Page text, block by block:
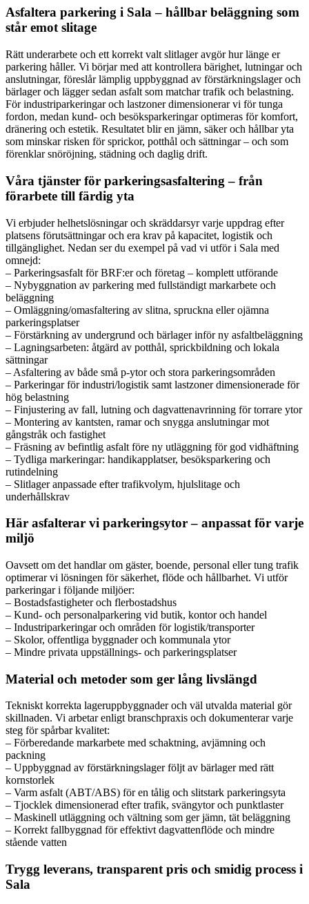
Asfaltera parkering i Sala – hållbar beläggning som
står emot slitage
Rätt underarbete och ett korrekt valt slitlager avgör hur länge er
parkering håller. Vi börjar med att kontrollera bärighet, lutningar och
anslutningar, föreslår lämplig uppbyggnad av förstärkningslager och
bärlager och lägger sedan asfalt som matchar trafik och belastning.
För industriparkeringar och lastzoner dimensionerar vi för tunga
fordon, medan kund- och besöksparkeringar optimeras för komfort,
dränering och estetik. Resultatet blir en jämn, säker och hållbar yta
som minskar risken för sprickor, potthål och sättningar – och som
förenklar snöröjning, städning och daglig drift.
Våra tjänster för parkeringsasfaltering – från
förarbete till färdig yta
Vi erbjuder helhetslösningar och skräddarsyr varje uppdrag efter
platsens förutsättningar och era krav på kapacitet, logistik och
tillgänglighet. Nedan ser du exempel på vad vi utför i Sala med
omnejd:
– Parkeringsasfalt för BRF:er och företag – komplett utförande
– Nybyggnation av parkering med fullständigt markarbete och
beläggning
– Omläggning/omasfaltering av slitna, spruckna eller ojämna
parkeringsplatser
– Förstärkning av undergrund och bärlager inför ny asfaltbeläggning
– Lagningsarbeten: åtgärd av potthål, sprickbildning och lokala
sättningar
– Asfaltering av både små p-ytor och stora parkeringsområden
– Parkeringar för industri/logistik samt lastzoner dimensionerade för
hög belastning
– Finjustering av fall, lutning och dagvattenavrinning för torrare ytor
– Montering av kantsten, ramar och snygga anslutningar mot
gångstråk och fastighet
– Fräsning av befintlig asfalt före ny utläggning för god vidhäftning
– Tydliga markeringar: handikapplatser, besöksparkering och
rutindelning
– Slitlager anpassade efter trafikvolym, hjulslitage och
underhållskrav
Här asfalterar vi parkeringsytor – anpassat för varje
miljö
Oavsett om det handlar om gäster, boende, personal eller tung trafik
optimerar vi lösningen för säkerhet, flöde och hållbarhet. Vi utför
parkeringar i följande miljöer:
– Bostadsfastigheter och flerbostadshus
– Kund- och personalparkering vid butik, kontor och handel
– Industriparkeringar och områden för logistik/transporter
– Skolor, offentliga byggnader och kommunala ytor
– Mindre privata uppställnings- och parkeringsplatser
Material och metoder som ger lång livslängd
Tekniskt korrekta lageruppbyggnader och väl utvalda material gör
skillnaden. Vi arbetar enligt branschpraxis och dokumenterar varje
steg för spårbar kvalitet:
– Förberedande markarbete med schaktning, avjämning och
packning
– Uppbyggnad av förstärkningslager följt av bärlager med rätt
kornstorlek
– Varm asfalt (ABT/ABS) för en tålig och slitstark parkeringsyta
– Tjocklek dimensionerad efter trafik, svängytor och punktlaster
– Maskinell utläggning och vältning som ger jämn, tät beläggning
– Korrekt fallbyggnad för effektivt dagvattenflöde och mindre
stående vatten
Trygg leverans, transparent pris och smidig process i
Sala